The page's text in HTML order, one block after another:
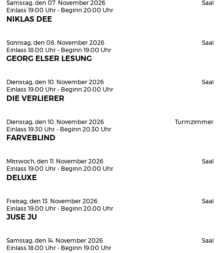
Samstag, den 07. November 2026
Einlass 19:00 Uhr - Beginn 20:00 Uhr
NIKLAS DEE
Saal
Sonntag, den 08. November 2026
Einlass 18:00 Uhr - Beginn 19:00 Uhr
GEORG ELSER LESUNG
Saal
Dienstag, den 10. November 2026
Einlass 19:00 Uhr - Beginn 20:00 Uhr
DIE VERLIERER
Saal
Dienstag, den 10. November 2026
Einlass 19:30 Uhr - Beginn 20:30 Uhr
FARVEBLIND
Turmzimmer
Mittwoch, den 11. November 2026
Einlass 19:00 Uhr - Beginn 20:00 Uhr
DELUXE
Saal
Freitag, den 13. November 2026
Einlass 19:00 Uhr - Beginn 20:00 Uhr
JUSE JU
Saal
Samstag, den 14. November 2026
Einlass 18:00 Uhr - Beginn 19:00 Uhr
Saal